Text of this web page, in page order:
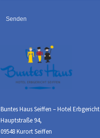
Buntes Haus Seiffen – Hotel Erbgericht
Hauptstraße 94,
09548 Kurort Seiffen